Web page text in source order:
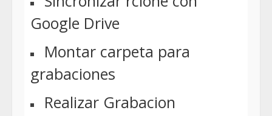
Google Drive
Montar carpeta para
grabaciones
Realizar Grabacion